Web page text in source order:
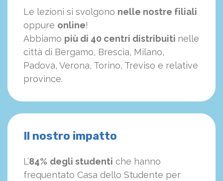
Le lezioni si svolgono nelle nostre filiali
oppure online!
Abbiamo più di 40 centri distribuiti nelle
città di Bergamo, Brescia, Milano,
Padova, Verona, Torino, Treviso e relative
province.
Il nostro impatto
L’84% degli studenti che hanno
frequentato Casa dello Studente per